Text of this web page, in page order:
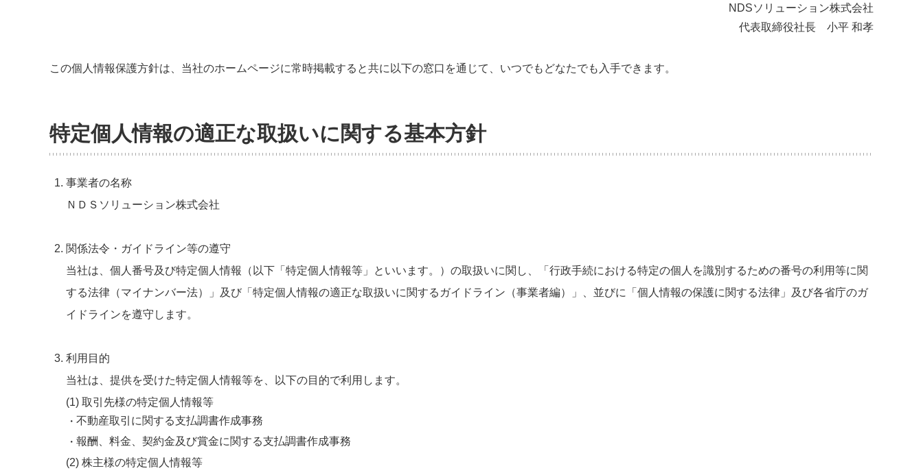
NDSソリューション株式会社
代表取締役社長 小平 和孝
この個人情報保護方針は、当社のホームページに常時掲載すると共に以下の窓口を通じて、いつでもどなたでも入手できます。
特定個人情報の適正な取扱いに関する基本方針
事業者の名称
ＮＤＳソリューション株式会社
関係法令・ガイドライン等の遵守
当社は、個人番号及び特定個人情報（以下「特定個人情報等」といいます。）の取扱いに関し、「行政手続における特定の個人を識別するための番号の利用等に関
する法律（マイナンバー法）」及び「特定個人情報の適正な取扱いに関するガイドライン（事業者編）」、並びに「個人情報の保護に関する法律」及び各省庁のガ
イドラインを遵守します。
利用目的
当社は、提供を受けた特定個人情報等を、以下の目的で利用します。
(1) 取引先様の特定個人情報等
不動産取引に関する支払調書作成事務
報酬、料金、契約金及び賞金に関する支払調書作成事務
(2) 株主様の特定個人情報等